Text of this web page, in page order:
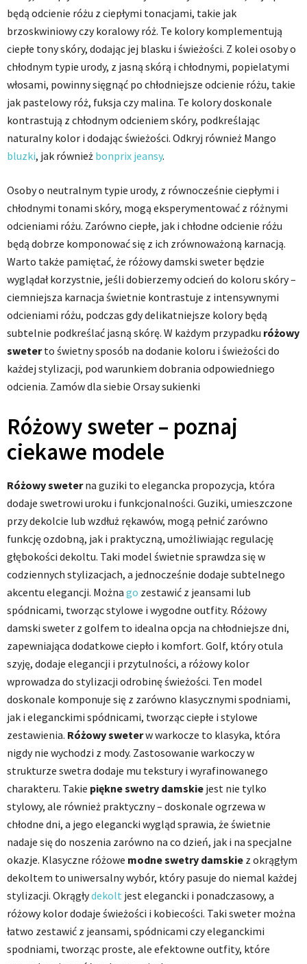
będą odcienie różu z ciepłymi tonacjami, takie jak
brzoskwiniowy czy koralowy róż. Te kolory komplementują
ciepłe tony skóry, dodając jej blasku i świeżości. Z kolei osoby o
chłodnym typie urody, z jasną skórą i chłodnymi, popielatymi
włosami, powinny sięgnąć po chłodniejsze odcienie różu, takie
jak pastelowy róż, fuksja czy malina. Te kolory doskonale
kontrastują z chłodnym odcieniem skóry, podkreślając
naturalny kolor i dodając świeżości. Odkryj również Mango
bluzki, jak również bonprix jeansy.
Osoby o neutralnym typie urody, z równocześnie ciepłymi i
chłodnymi tonami skóry, mogą eksperymentować z różnymi
odcieniami różu. Zarówno ciepłe, jak i chłodne odcienie różu
będą dobrze komponować się z ich zrównoważoną karnacją.
Warto także pamiętać, że różowy damski sweter będzie
wyglądał korzystnie, jeśli dobierzemy odcień do koloru skóry –
ciemniejsza karnacja świetnie kontrastuje z intensywnymi
odcieniami różu, podczas gdy delikatniejsze kolory będą
subtelnie podkreślać jasną skórę. W każdym przypadku różowy
sweterto świetny sposób na dodanie koloru i świeżości do
każdej stylizacji, pod warunkiem dobrania odpowiedniego
odcienia. Zamów dla siebie Orsay sukienki
Różowy sweter – poznaj
ciekawe modele
Różowy sweterna guziki to elegancka propozycja, która
dodaje swetrowi uroku i funkcjonalności. Guziki, umieszczone
przy dekolcie lub wzdłuż rękawów, mogą pełnić zarówno
funkcję ozdobną, jak i praktyczną, umożliwiając regulację
głębokości dekoltu. Taki model świetnie sprawdza się w
codziennych stylizacjach, a jednocześnie dodaje subtelnego
akcentu elegancji. Można go zestawić z jeansami lub
spódnicami, tworząc stylowe i wygodne outfity. Różowy
damski sweter z golfem to idealna opcja na chłodniejsze dni,
zapewniająca dodatkowe ciepło i komfort. Golf, który otula
szyję, dodaje elegancji i przytulności, a różowy kolor
wprowadza do stylizacji odrobinę świeżości. Ten model
doskonale komponuje się z zarówno klasycznymi spodniami,
jak i eleganckimi spódnicami, tworząc ciepłe i stylowe
zestawienia. Różowy sweterw warkocze to klasyka, która
nigdy nie wychodzi z mody. Zastosowanie warkoczy w
strukturze swetra dodaje mu tekstury i wyrafinowanego
charakteru. Takie piękne swetry damskie jest nie tylko
stylowy, ale również praktyczny – doskonale ogrzewa w
chłodne dni, a jego elegancki wygląd sprawia, że świetnie
nadaje się do noszenia zarówno na co dzień, jak i na specjalne
okazje. Klasyczne różowe modne swetry damskie z okrągłym
dekoltem to uniwersalny wybór, który pasuje do niemal każdej
stylizacji. Okrągłydekolt jest elegancki i ponadczasowy, a
różowy kolor dodaje świeżości i kobiecości. Taki sweter można
łatwo zestawić z jeansami, spódnicami czy eleganckimi
spodniami, tworząc proste, ale efektowne outfity, które